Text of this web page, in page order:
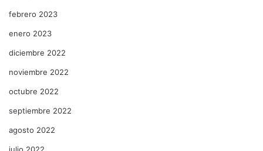
febrero 2023
enero 2023
diciembre 2022
noviembre 2022
octubre 2022
septiembre 2022
agosto 2022
julio 2022